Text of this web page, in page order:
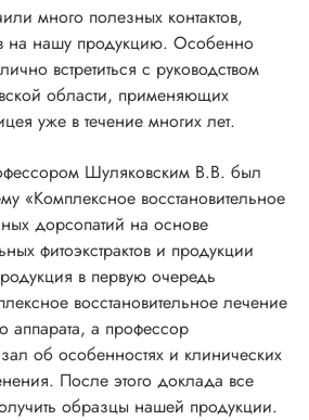
много полезных контактов,
на нашу продукцию. Особенно
встретиться с руководством
области, применяющих
уже в течение многих лет.
Шуляковским В.В. был
«Комплексное восстановительное
дорсопатий на основе
фитоэкстрактов и продукции
в первую очередь
восстановительное лечение
аппарата, а профессор
об особенностях и клинических
После этого доклада все
образцы нашей продукции.